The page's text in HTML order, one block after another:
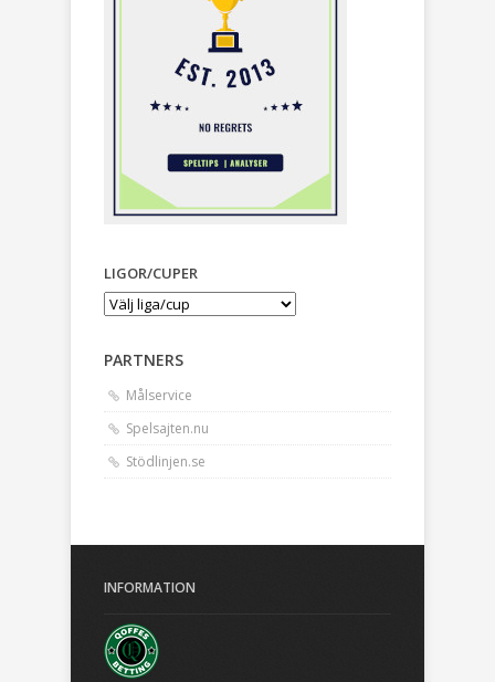
LIGOR/CUPER
PARTNERS
Målservice
Spelsajten.nu
Stödlinjen.se
INFORMATION